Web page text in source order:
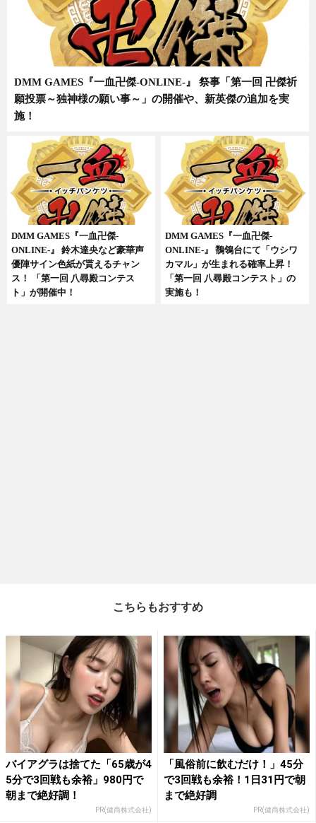
DMM GAMES『一血卍傑-ONLINE-』 祭事「第一回 卍傑祈
願投票～独神様の願い事～」の開催や、新英傑の追加を実
施！
DMM GAMES『一血卍傑-
ONLINE-』 鈴木達央など豪華声
優陣サイン色紙が貰えるチャン
ス！ 「第一回 八尋殿コンテス
ト」が開催中！
DMM GAMES『一血卍傑-
ONLINE-』 鶺鴒台にて「ウシワ
カマル」が生まれる確率上昇！
「第一回 八尋殿コンテスト」の
実施も！
こちらもおすすめ
バイアグラは捨てた「65歳が4
5分で3回戦も余裕」980円で
朝まで絶好調！
PR(健商株式会社)
「風俗前に飲むだけ！」45分
で3回戦も余裕！1日31円で朝
まで絶好調
PR(健商株式会社)